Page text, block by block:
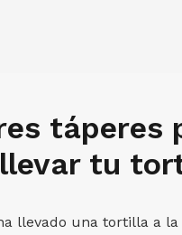
táperes
tu
llevado una tortilla a